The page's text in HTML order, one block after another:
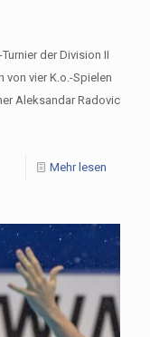
der Division II
von vier K.o.-Spielen
Aleksandar Radovic
Mehr lesen